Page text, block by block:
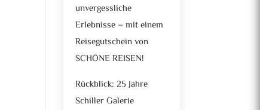
unvergessliche
Erlebnisse – mit einem
Reisegutschein von
SCHÖNE REISEN!
Rückblick: 25 Jahre
Schiller Galerie